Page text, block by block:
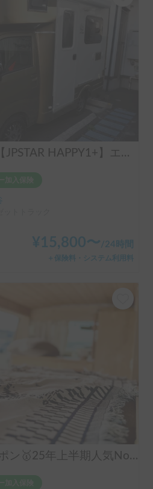
フルカバー保険😌【JPSTAR HAPPY1+】エアコン完備！ペット歓迎🐾配車先多数🐾《西東京キャンピングカーレンタル》
¥ 15,800〜/24時間
＋保険料・システム利用料
🎁3300円割引クーポン🥇25年上半期人気No.1「動くログハウス🪵」【カップルに大人気✨】【ペット旅🐕】📌内容充実なのに格安の「オリジナル保険プラン」を準備👍